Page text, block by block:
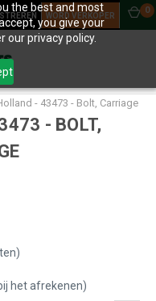
the best and most
you give your
our privacy policy.
WORD VERKOPER
0
- 43473 - Bolt, Carriage
- BOLT,
het afrekenen)